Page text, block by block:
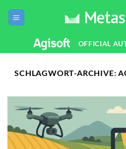
Inhalt
OFFICIAL
SCHLAGWORT-ARCHIVE: